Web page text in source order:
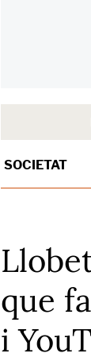
SOCIETAT
que
i